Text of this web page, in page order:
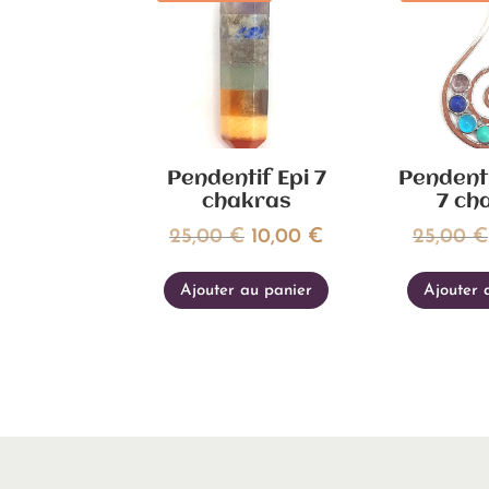
Pendentif Epi 7
chakras
25,00€ Le
initial
10,00 €
actuel
Ajouter au panier
7
25,00€
Ajouter